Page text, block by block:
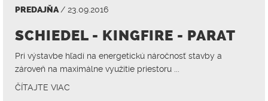
PREDAJŇA/ 23.09.2016
SCHIEDEL - KINGFIRE - PARAT
Pri výstavbe hľadí na energetickú náročnosť stavby a
zároveň na maximálne využitie priestoru ...
ČÍTAJTE VIAC